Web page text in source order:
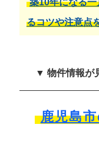
築10年になる
るコツや注意点
▼ 物件情報が
鹿児島